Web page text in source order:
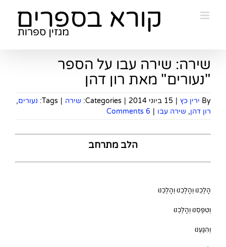
שירה: שירה עבו על הספר
"נעורים" מאת רון דהן
By ירין כץ | 15 ביוני 2014 |
Categories: שירה |
Tags: נעורים,
רון דהן, שירה עבו |
6 Comments
הלב מתרחב
הָלַכְנוּ וְהָלַכְנוּ וְהָלַכְנוּ
וְטִפַּסְנוּ וְהָלַכְנוּ
וְהִגַּעְנוּ